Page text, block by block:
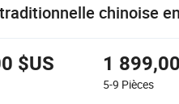
chinoise
$US 1
5-9 Pièces